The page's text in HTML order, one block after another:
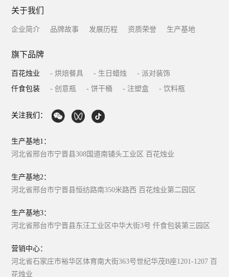
关于我们
企业简介 品牌故事 发展历程 资质荣誉 生产基地
旗下品牌
百花烛业 - 烘焙餐具 - 生日蜡烛
- 派对装饰
仟食包装
- 创意瓶 - 饼干桶 - 注塑盒 - 饮料瓶
关注我们：
生产基地1：
河北省邢台市宁晋县308国道南铺头工业区 百花烛业
生产基地2：
河北省邢台市宁晋县恒纺路南350米路西 百花烛业第二园区
生产基地3：
河北省邢台市宁晋县东汪工业区中华大街3号 仟食包装第三园区
营销中心：
河北省石家庄市裕华区体育南大街363号世纪华茂B座1201-1207 百
花烛业